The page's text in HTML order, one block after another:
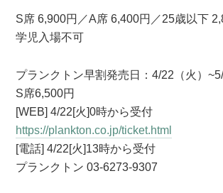
S席 6,900円／A席 6,400円／25歳以下
学児入場不可
プランクトン早割発売日：4/22（火）~5/
S席6,500円
[WEB] 4/22[火]0時から受付
https://plankton.co.jp/ticket.html
[電話] 4/22[火]13時から受付
プランクトン 03-6273-9307